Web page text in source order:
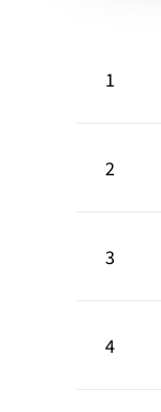
1
2
3
4